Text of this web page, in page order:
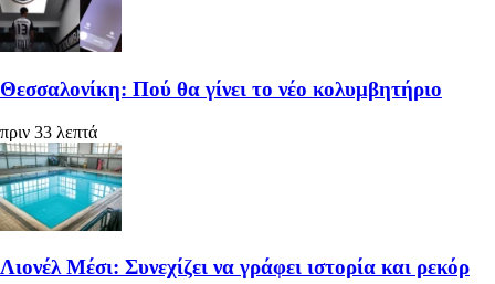
Θεσσαλονίκη: Πού θα γίνει το νέο κολυμβητήριο
πριν 33 λεπτά
Λιονέλ Μέσι: Συνεχίζει να γράφει ιστορία και ρεκόρ